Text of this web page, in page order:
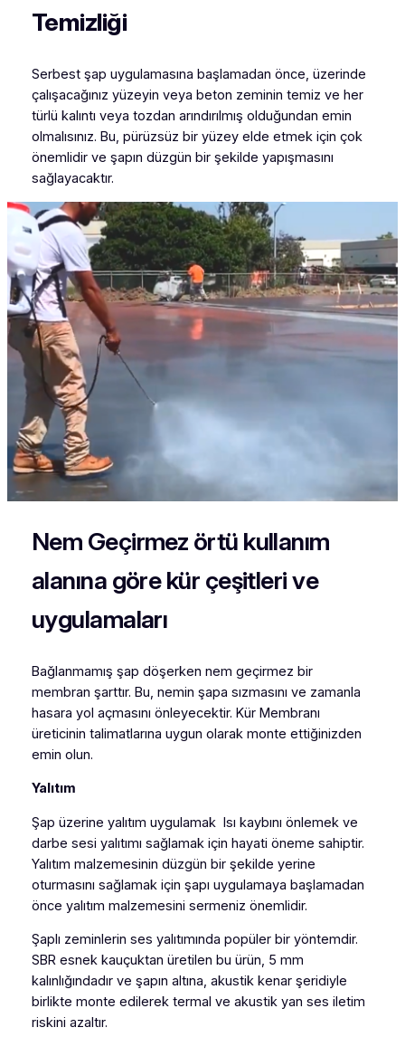
Temizliği
Serbest şap uygulamasına başlamadan önce, üzerinde
çalışacağınız yüzeyin veya beton zeminin temiz ve her
türlü kalıntı veya tozdan arındırılmış olduğundan emin
olmalısınız. Bu, pürüzsüz bir yüzey elde etmek için çok
önemlidir ve şapın düzgün bir şekilde yapışmasını
sağlayacaktır.
Nem Geçirmez örtü kullanım
alanına göre kür çeşitleri ve
uygulamaları
Bağlanmamış şap döşerken nem geçirmez bir
membran şarttır. Bu, nemin şapa sızmasını ve zamanla
hasara yol açmasını önleyecektir. Kür Membranı
üreticinin talimatlarına uygun olarak monte ettiğinizden
emin olun.
Yalıtım
Şap üzerine yalıtım uygulamak Isı kaybını önlemek ve
darbe sesi yalıtımı sağlamak için hayati öneme sahiptir.
Yalıtım malzemesinin düzgün bir şekilde yerine
oturmasını sağlamak için şapı uygulamaya başlamadan
önce yalıtım malzemesini sermeniz önemlidir.
Şaplı zeminlerin ses yalıtımında popüler bir yöntemdir.
SBR esnek kauçuktan üretilen bu ürün, 5 mm
kalınlığındadır ve şapın altına, akustik kenar şeridiyle
birlikte monte edilerek termal ve akustik yan ses iletim
riskini azaltır.